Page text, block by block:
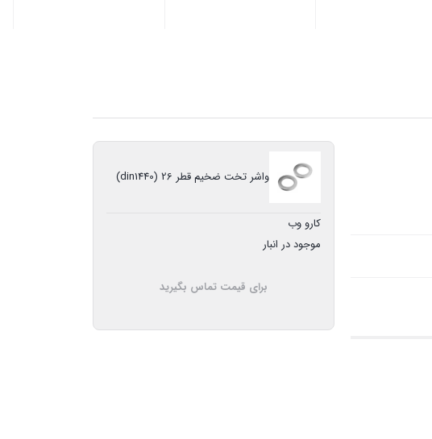
واشر تخت ضخیم قطر 26 (din1440)
کارو وب
موجود در انبار
برای قیمت تماس بگیرید